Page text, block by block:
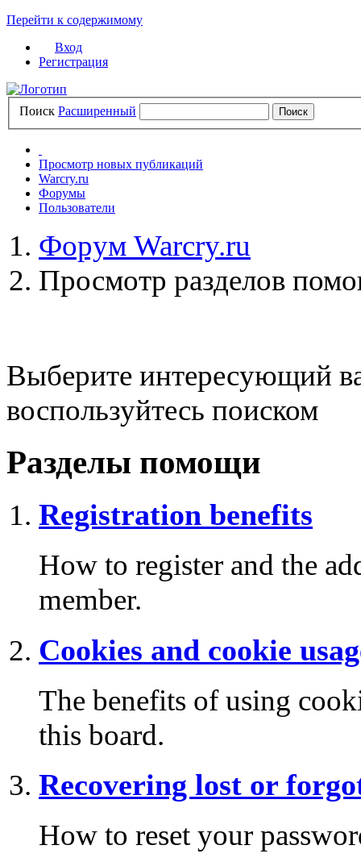
Перейти к содержимому
Вход
Регистрация
Поиск Расширенный
Просмотр новых публикаций
Warcry.ru
Форумы
Пользователи
Форум Warcry.ru
Просмотр разделов
Выберите интересующий
воспользуйтесь поиском
Разделы помощи
Registration benefits
How to register and the
member.
Cookies and cookie
The benefits of using
this board.
Recovering lost or
How to reset your